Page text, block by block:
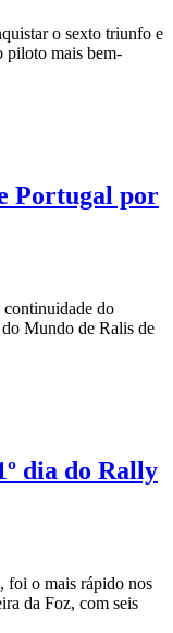
o sexto triunfo e
piloto mais bem-
Portugal por
continuidade do
Mundo de Ralis de
dia do Rally
o mais rápido nos
da Foz, com seis